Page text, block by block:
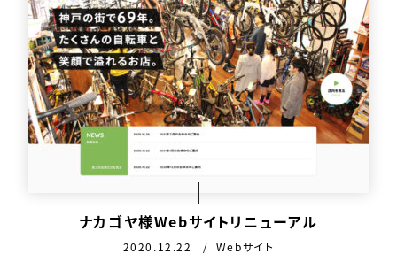
ナカゴヤ様Webサイトリニューアル
公開日：
2020.12.22 カテゴリ：
Webサイト